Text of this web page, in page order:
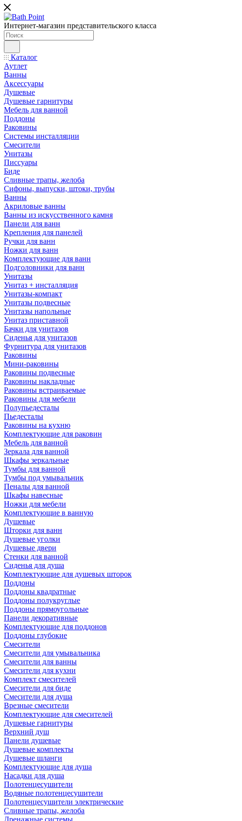
Интернет-магазин представительского класса
Каталог
Аутлет
Ванны
Аксессуары
Душевые
Душевые гарнитуры
Мебель для ванной
Поддоны
Раковины
Системы инсталляции
Смесители
Унитазы
Писсуары
Биде
Сливные трапы, желоба
Сифоны, выпуски, штоки, трубы
Ванны
Акриловые ванны
Ванны из искусственного камня
Панели для ванн
Крепления для панелей
Ручки для ванн
Ножки для ванн
Комплектующие для ванн
Подголовники для ванн
Унитазы
Унитаз + инсталляция
Унитазы-компакт
Унитазы подвесные
Унитазы напольные
Унитаз приставной
Бачки для унитазов
Сиденья для унитазов
Фурнитура для унитазов
Раковины
Мини-раковины
Раковины подвесные
Раковины накладные
Раковины встраиваемые
Раковины для мебели
Полупьедесталы
Пьедесталы
Раковины на кухню
Комплектующие для раковин
Мебель для ванной
Зеркала для ванной
Шкафы зеркальные
Тумбы для ванной
Тумбы под умывальник
Пеналы для ванной
Шкафы навесные
Ножки для мебели
Комплектующие в ванную
Душевые
Шторки для ванн
Душевые уголки
Душевые двери
Стенки для ванной
Сиденья для душа
Комплектующие для душевых шторок
Поддоны
Поддоны квадратные
Поддоны полукруглые
Поддоны прямоугольные
Панели декоративные
Комплектующие для поддонов
Поддоны глубокие
Смесители
Смесители для умывальника
Смесители для ванны
Смесители для кухни
Комплект смесителей
Смесители для биде
Смесители для душа
Врезные смесители
Комплектующие для смесителей
Душевые гарнитуры
Верхний душ
Панели душевые
Душевые комплекты
Душевые шланги
Комплектующие для душа
Насадки для душа
Полотенцесушители
Водяные полотенцесушители
Полотенцесушители электрические
Сливные трапы, желоба
Дренажные системы